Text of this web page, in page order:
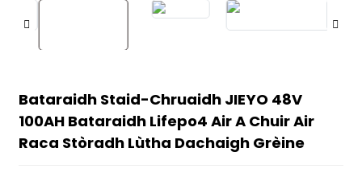
Bataraidh Staid-Chruaidh JIEYO 48V
100AH ​​Bataraidh Lifepo4 Air A Chuir Air
Raca Stòradh Lùtha Dachaigh Grèine